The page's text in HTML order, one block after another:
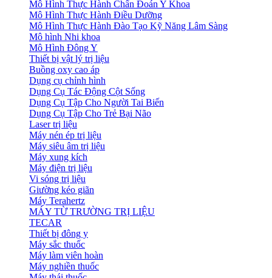
Mô Hình Thực Hành Chẩn Đoán Y Khoa
Mô Hình Thực Hành Điều Dưỡng
Mô Hình Thực Hành Đào Tạo Kỹ Năng Lâm Sàng
Mô hình Nhi khoa
Mô Hình Đông Y
Thiết bị vật lý trị liệu
Buồng oxy cao áp
Dụng cụ chỉnh hình
Dụng Cụ Tác Động Cột Sống
Dụng Cụ Tập Cho Người Tai Biến
Dụng Cụ Tập Cho Trẻ Bại Não
Laser trị liệu
Máy nén ép trị liệu
Máy siêu âm trị liệu
Máy xung kích
Máy điện trị liệu
Vi sóng trị liệu
Giường kéo giãn
Máy Terahertz
MÁY TỪ TRƯỜNG TRỊ LIỆU
TECAR
Thiết bị đông y
Máy sắc thuốc
Máy làm viên hoàn
Máy nghiền thuốc